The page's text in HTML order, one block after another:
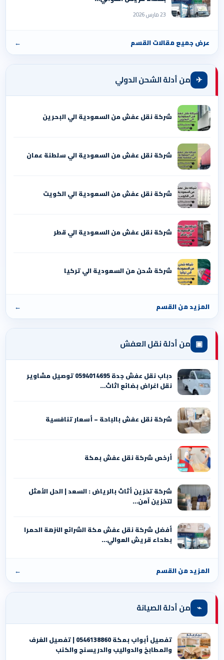
23 مارس 2026
عرض جميع مقالات القسم ←
✈ من أدلة الشحن الدولي
شركة نقل عفش من السعودية الي البحرين
شركة نقل عفش من السعودية الي سلطنة عمان
شركة نقل عفش من السعودية الي الكويت
شركة نقل عفش من السعودية الي قطر
شركة شحن من السعودية الي تركيا
المزيد من القسم ←
▣ من أدلة نقل العفش
دباب نقل عفش جدة 0594014695 توصيل مشاوير
نقل اغراض بضائع اثاث…
شركة نقل عفش بالباحة – أسعار تنافسية
أرخص شركة نقل عفش بمكة
شركة تخزين أثاث بالرياض : السعد | الحل الأمثل
لتخزين آمن…
أفضل شركة نقل عفش مكة الشرائع النزهة الحمرا
بطحاء قريش العوالي…
المزيد من القسم ←
⌁ من أدلة الصيانة
تفصيل أبواب بمكة 0546138860 | تفصيل الغرف
والمطابخ والدواليب والدريسنج والكنب